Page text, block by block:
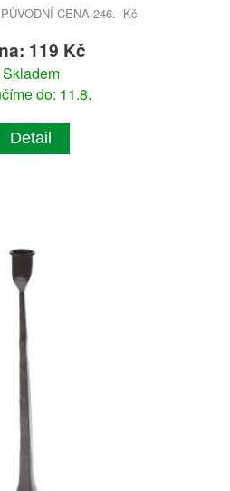
CENA 246.- Kč
119 Kč
Skladem
do: 11.8.
Detail